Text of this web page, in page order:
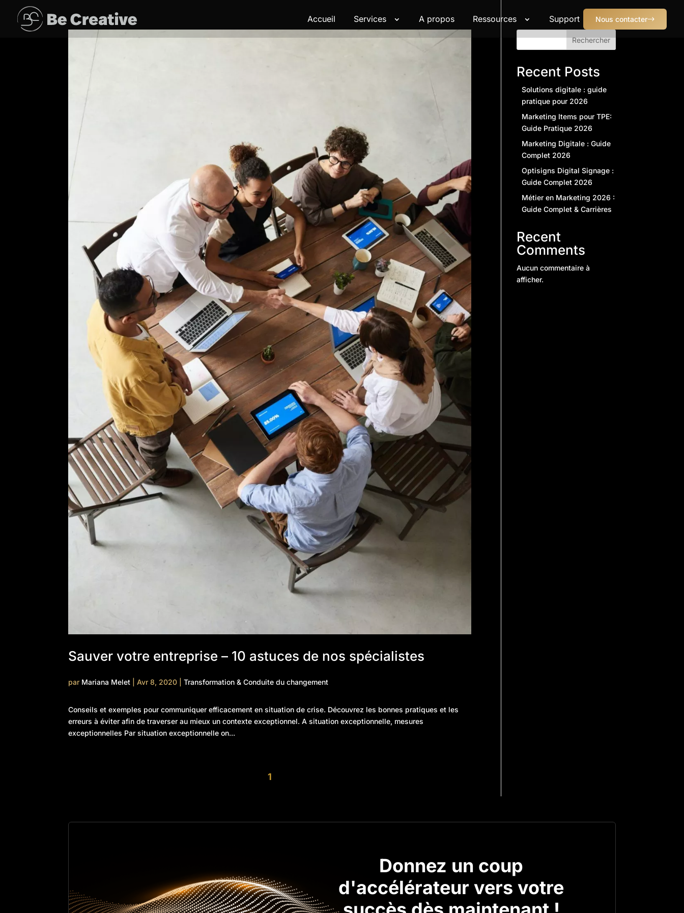
Accueil Services A propos Ressources Support Nous contacter
Sauver votre entreprise – 10 astuces de nos spécialistes
par Mariana Melet |Avr 8, 2020 |Transformation & Conduite du changement
Conseils et exemples pour communiquer efficacement en situation de crise. Découvrez les bonnes pratiques et les
erreurs à éviter afin de traverser au mieux un contexte exceptionnel. A situation exceptionnelle, mesures
exceptionnelles Par situation exceptionnelle on...
1
Rechercher
Recent Posts
Solutions digitale : guide
pratique pour 2026
Marketing Items pour TPE:
Guide Pratique 2026
Marketing Digitale : Guide
Complet 2026
Optisigns Digital Signage :
Guide Complet 2026
Métier en Marketing 2026 :
Guide Complet & Carrières
Recent
Comments
Aucun commentaire à
afficher.
Donnez un coup
d'accélérateur vers votre